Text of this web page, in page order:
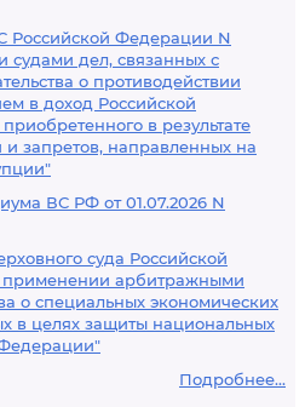
Российской Федерации N
судами дел, связанных с
о противодействии
в доход Российской
в результате
запретов, направленных на
ВС РФ от 01.07.2026 N
суда Российской
арбитражными
о специальных экономических
в целях защиты национальных
Подробнее...